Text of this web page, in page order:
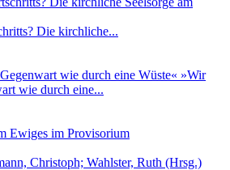
Die kirchliche...
»Wir
wie durch eine...
Ewiges im Provisorium
Christoph; Wahlster, Ruth (Hrsg.)